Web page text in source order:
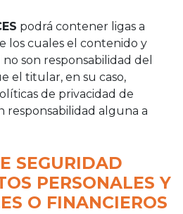
podrá contener ligas a
los cuales el contenido y
son responsabilidad del
el titular, en su caso,
de privacidad de
responsabilidad alguna a
SEGURIDAD
PERSONALES Y
O FINANCIEROS